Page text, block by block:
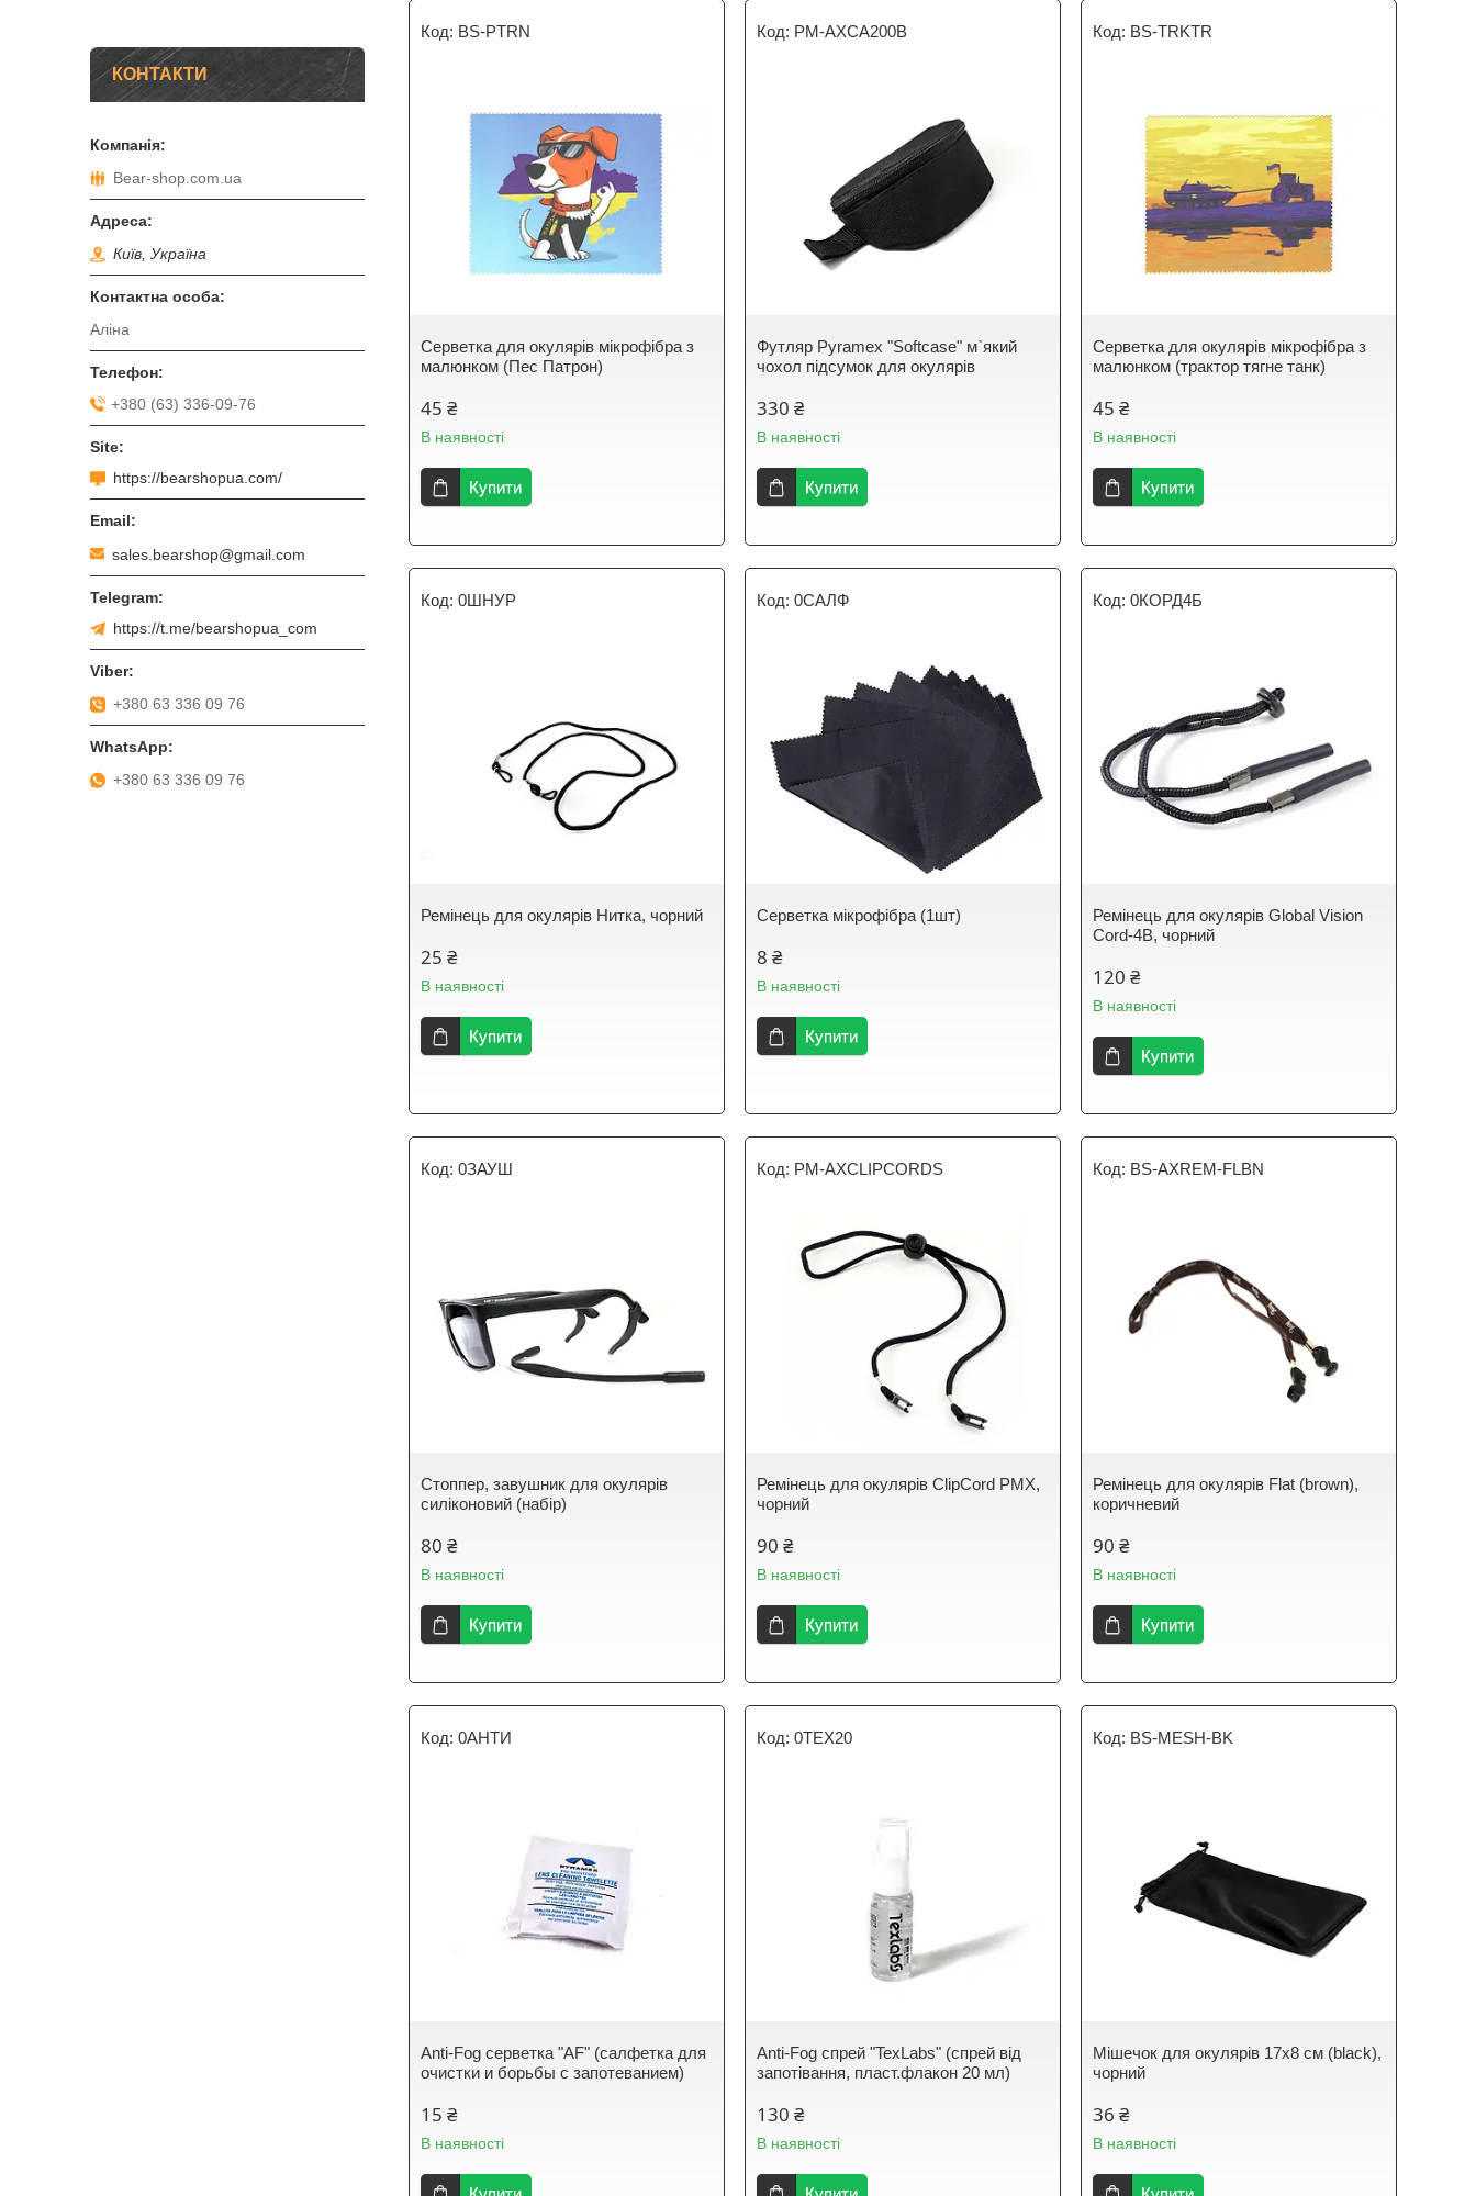
BS-PTRN
Серветка для окулярів мікрофібра з
малюнком (Пес Патрон)
45 ₴
В наявності
Купити
PM-AXCA200B
Футляр Pyramex "Softcase" м`який
чохол підсумок для окулярів
330 ₴
В наявності
Купити
BS-TRKTR
Серветка для окулярів мікрофібра з
малюнком (трактор тягне танк)
45 ₴
В наявності
Купити
0ШНУР
Ремінець для окулярів Нитка, чорний
25 ₴
В наявності
Купити
0САЛФ
Серветка мікрофібра (1шт)
8 ₴
В наявності
Купити
0КОРД4Б
Ремінець для окулярів Global Vision
Cord-4B, чорний
120 ₴
В наявності
Купити
0ЗАУШ
Стоппер, завушник для окулярів
силіконовий (набір)
80 ₴
В наявності
Купити
PM-AXCLIPCORDS
Ремінець для окулярів ClipСord PMX,
чорний
90 ₴
В наявності
Купити
BS-AXREM-FLBN
Ремінець для окулярів Flat (brown),
коричневий
90 ₴
В наявності
Купити
0АНТИ
Anti-Fog серветка "AF" (салфетка для
очистки и борьбы с запотеванием)
15 ₴
В наявності
0TEX20
Anti-Fog спрей "TexLabs" (спрей від
запотівання, пласт.флакон 20 мл)
130 ₴
В наявності
BS-MESH-BK
Мішечок для окулярів 17х8 см (black),
чорний
36 ₴
В наявності
КОНТАКТИ
Bear-shop.com.ua
Київ, Україна
Аліна
+380 (63) 336-09-76
https://bearshopua.com/
sales.bearshop@gmail.com
https://t.me/bearshopua_com
+380 63 336 09 76
+380 63 336 09 76